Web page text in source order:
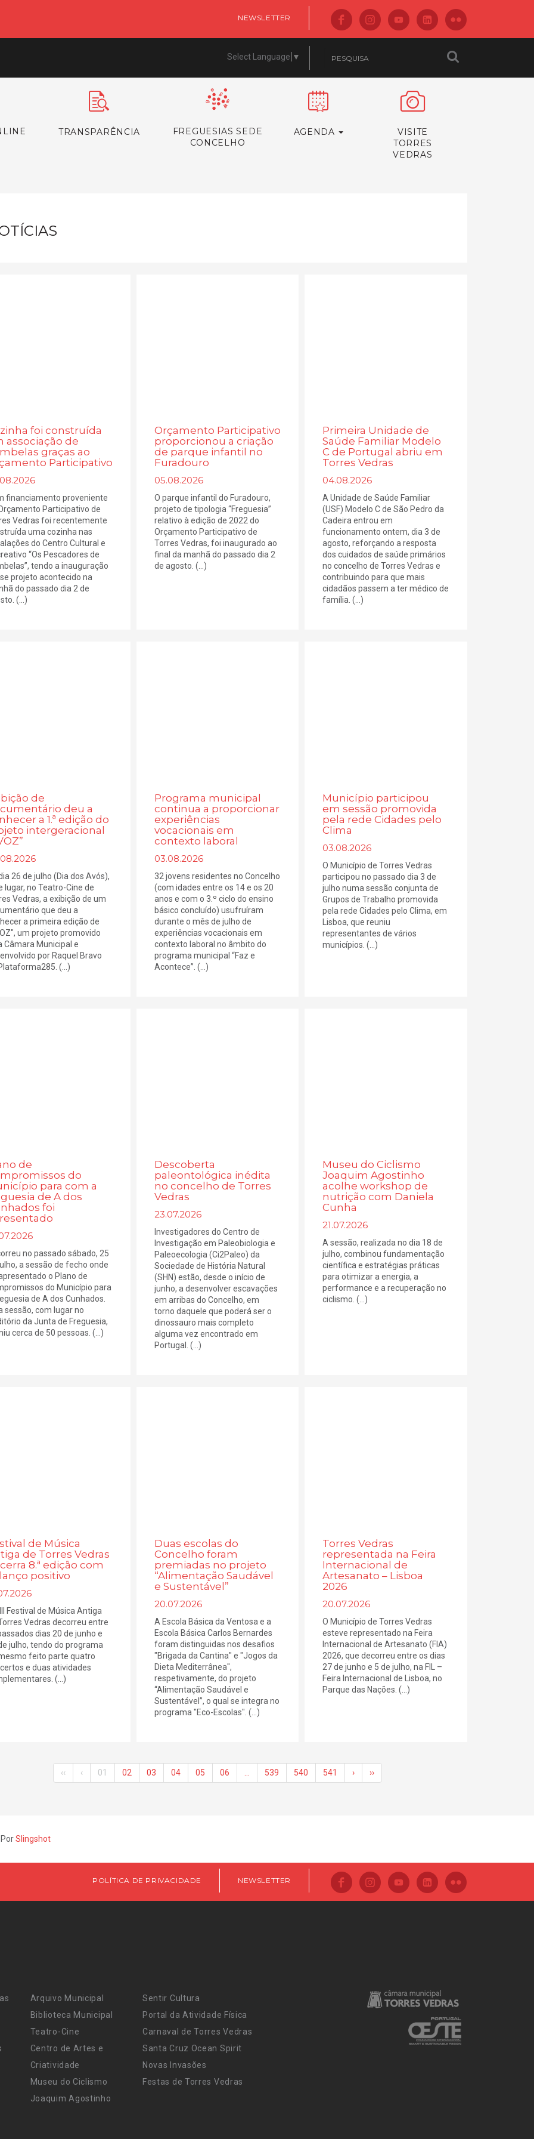
NEWSLETTER
Select Language ▼
TRANSPARÊNCIA
FREGUESIAS SEDE
CONCELHO
AGENDA
VISITE
TORRES
VEDRAS
foi construída
associação de
graças ao
Participativo
financiamento proveniente
Participativo de
Vedras foi recentemente
uma cozinha nas
do Centro Cultural e
“Os Pescadores de
tendo a inauguração
projeto acontecido na
do passado dia 2 de
(...)
Orçamento Participativo
proporcionou a criação
de parque infantil no
Furadouro
05.08.2026
O parque infantil do Furadouro,
projeto de tipologia “Freguesia”
relativo à edição de 2022 do
Orçamento Participativo de
Torres Vedras, foi inaugurado ao
final da manhã do passado dia 2
de agosto. (...)
Primeira Unidade de
Saúde Familiar Modelo
C de Portugal abriu em
Torres Vedras
04.08.2026
A Unidade de Saúde Familiar
(USF) Modelo C de São Pedro da
Cadeira entrou em
funcionamento ontem, dia 3 de
agosto, reforçando a resposta
dos cuidados de saúde primários
no concelho de Torres Vedras e
contribuindo para que mais
cidadãos passem a ter médico de
família. (...)
de
deu a
a 1.ª edição do
intergeracional
26 de julho (Dia dos Avós),
lugar, no Teatro-Cine de
Vedras, a exibição de um
que deu a
a primeira edição de
um projeto promovido
Câmara Municipal e
por Raquel Bravo
(...)
Programa municipal
continua a proporcionar
experiências
vocacionais em
contexto laboral
03.08.2026
32 jovens residentes no Concelho
(com idades entre os 14 e os 20
anos e com o 3.º ciclo do ensino
básico concluído) usufruíram
durante o mês de julho de
experiências vocacionais em
contexto laboral no âmbito do
programa municipal “Faz e
Acontece”. (...)
Município participou
em sessão promovida
pela rede Cidades pelo
Clima
03.08.2026
O Município de Torres Vedras
participou no passado dia 3 de
julho numa sessão conjunta de
Grupos de Trabalho promovida
pela rede Cidades pelo Clima, em
Lisboa, que reuniu
representantes de vários
municípios. (...)
de
do
para com a
de A dos
foi
no passado sábado, 25
a sessão de fecho onde
o Plano de
do Município para
de A dos Cunhados.
sessão, com lugar no
da Junta de Freguesia,
cerca de 50 pessoas. (...)
Descoberta
paleontológica inédita
no concelho de Torres
Vedras
23.07.2026
Investigadores do Centro de
Investigação em Paleobiologia e
Paleoecologia (Ci2Paleo) da
Sociedade de História Natural
(SHN) estão, desde o início de
junho, a desenvolver escavações
em arribas do Concelho, em
torno daquele que poderá ser o
dinossauro mais completo
alguma vez encontrado em
Portugal. (...)
Museu do Ciclismo
Joaquim Agostinho
acolhe workshop de
nutrição com Daniela
Cunha
21.07.2026
A sessão, realizada no dia 18 de
julho, combinou fundamentação
científica e estratégias práticas
para otimizar a energia, a
performance e a recuperação no
ciclismo. (...)
de Música
de Torres Vedras
8.ª edição com
positivo
Festival de Música Antiga
Vedras decorreu entre
dias 20 de junho e
julho, tendo do programa
feito parte quatro
e duas atividades
(...)
Duas escolas do
Concelho foram
premiadas no projeto
“Alimentação Saudável
e Sustentável”
20.07.2026
A Escola Básica da Ventosa e a
Escola Básica Carlos Bernardes
foram distinguidas nos desafios
"Brigada da Cantina" e "Jogos da
Dieta Mediterrânea",
respetivamente, do projeto
“Alimentação Saudável e
Sustentável”, o qual se integra no
programa "Eco-Escolas". (...)
Torres Vedras
representada na Feira
Internacional de
Artesanato – Lisboa
2026
20.07.2026
O Município de Torres Vedras
esteve representado na Feira
Internacional de Artesanato (FIA)
2026, que decorreu entre os dias
27 de junho e 5 de julho, na FIL –
Feira Internacional de Lisboa, no
Parque das Nações. (...)
‹‹ ‹ 01 02 03 04 05 06 539 540 541 › ››
Slingshot
POLÍTICA DE PRIVACIDADE NEWSLETTER
Arquivo Municipal
Biblioteca Municipal
Teatro-Cine
Centro de Artes e
Criatividade
Museu do Ciclismo
Joaquim Agostinho
Sentir Cultura
Portal da Atividade Física
Carnaval de Torres Vedras
Santa Cruz Ocean Spirit
Novas Invasões
Festas de Torres Vedras